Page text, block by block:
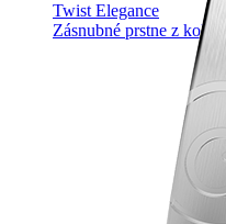
Twist Elegance
Zásnubné prstne z